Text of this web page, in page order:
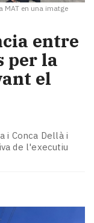
MAT en una imatge
entre
per la
el
i Conca Dellà i
de l'executiu